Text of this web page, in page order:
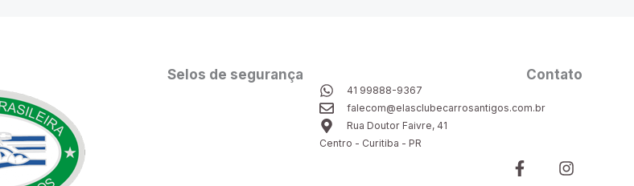
Selos de segurança Contato
41 99888-9367
falecom@elasclubecarrosantigos.com.br
Rua Doutor Faivre, 41
Centro - Curitiba - PR
F
a
I
n